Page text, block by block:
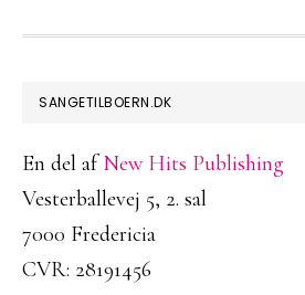
FOOTER
SANGETILBOERN.DK
En del afNew Hits Publishing
Vesterballevej 5, 2. sal
7000 Fredericia
CVR: 28191456